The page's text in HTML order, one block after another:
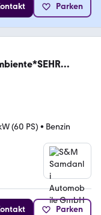
Parken
(60 PS) • Benzin
Parken